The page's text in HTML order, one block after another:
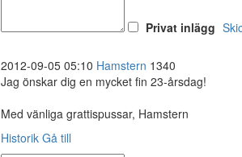
Privat inlägg
2012-09-05 05:10 Hamstern 1340
Jag önskar dig en mycket fin 23-årsdag!
Med vänliga grattispussar, Hamstern
Historik Gå till